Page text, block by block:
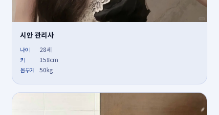
시안 관리사
나이 28세
키 158cm
몸무게 50kg